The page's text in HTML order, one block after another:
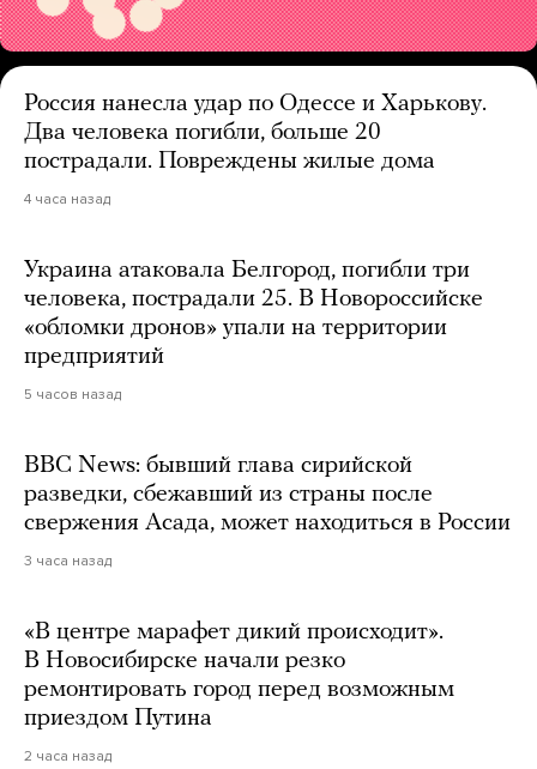
Россия нанесла удар по Одессе и Харькову.
Два человека погибли, больше 20
пострадали. Повреждены жилые дома
4 часа назад
Украина атаковала Белгород, погибли три
человека, пострадали 25. В Новороссийске
«обломки дронов» упали на территории
предприятий
5 часов назад
BBC News: бывший глава сирийской
разведки, сбежавший из страны после
свержения Асада, может находиться в России
3 часа назад
«В центре марафет дикий происходит».
В Новосибирске начали резко
ремонтировать город перед возможным
приездом Путина
2 часа назад